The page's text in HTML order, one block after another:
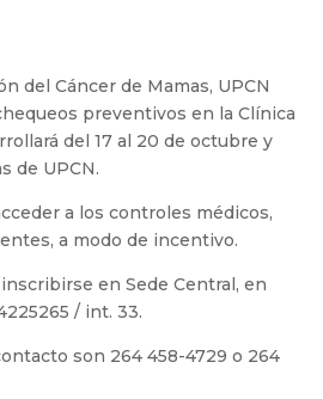
del Cáncer de Mamas, UPCN
preventivos en la Clínica
del 17 al 20 de octubre y
de UPCN.
a los controles médicos,
a modo de incentivo.
en Sede Central, en
/ int. 33.
son 264 458-4729 o 264